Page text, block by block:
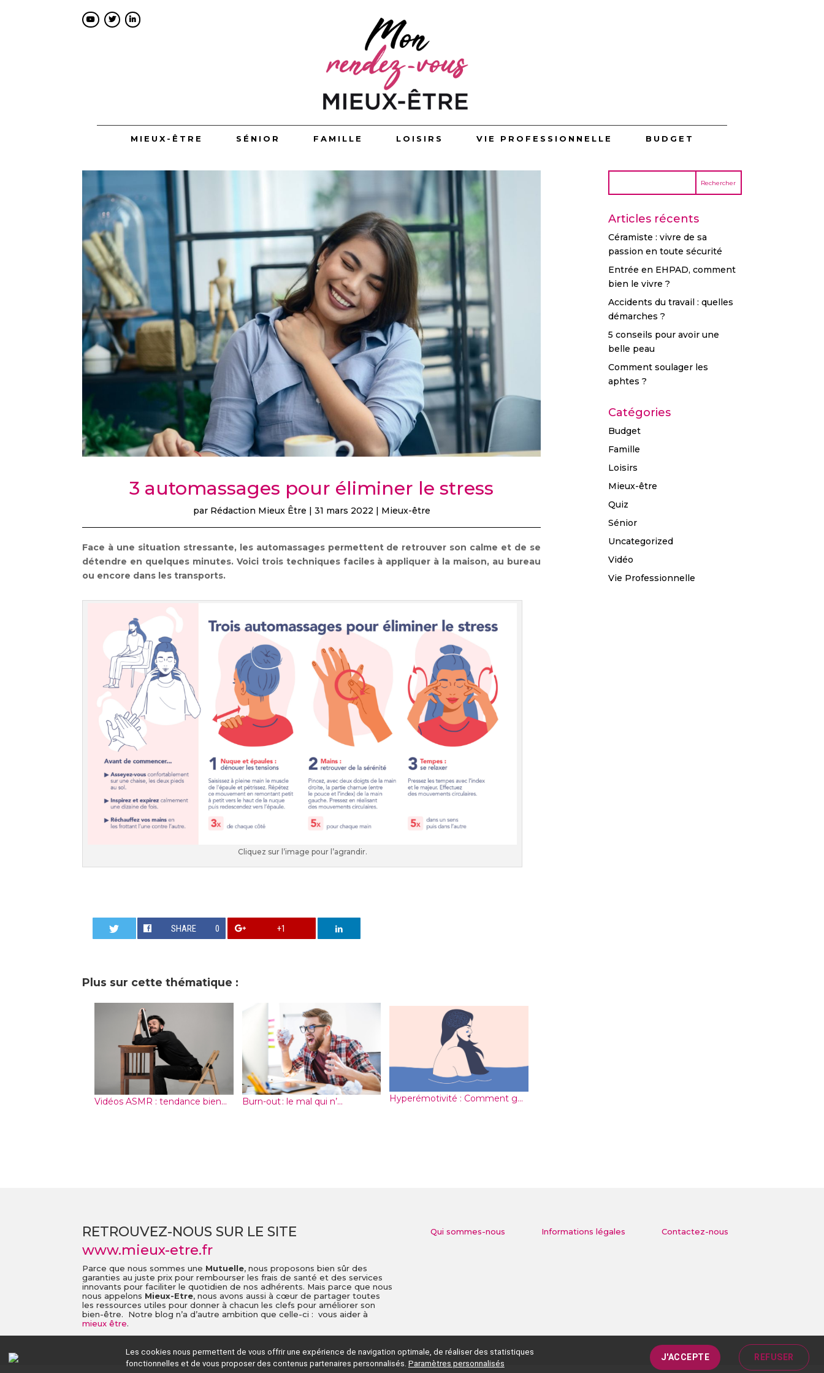
MIEUX-ÊTRE SÉNIOR FAMILLE LOISIRS VIE PROFESSIONNELLE BUDGET
3 automassages pour éliminer le stress
par Rédaction Mieux Être | 31 mars 2022 | Mieux-être
Face à une situation stressante, les automassages permettent de retrouver son calme et de se
détendre en quelques minutes. Voici trois techniques faciles à appliquer à la maison, au bureau
ou encore dans les transports.
Cliquez sur l’image pour l’agrandir.
SHARE 0 +1
Plus sur cette thématique :
Vidéos ASMR : tendance bien... Burn-out : le mal qui n’... Hyperémotivité : Comment g...
Articles récents
Céramiste : vivre de sa
passion en toute sécurité
Entrée en EHPAD, comment
bien le vivre ?
Accidents du travail : quelles
démarches ?
5 conseils pour avoir une
belle peau
Comment soulager les
aphtes ?
Catégories
Budget
Famille
Loisirs
Mieux-être
Quiz
Sénior
Uncategorized
Vidéo
Vie Professionnelle
RETROUVEZ-NOUS SUR LE SITE
www.mieux-etre.fr
Parce que nous sommes une Mutuelle, nous proposons bien sûr des
garanties au juste prix pour rembourser les frais de santé et des services
innovants pour faciliter le quotidien de nos adhérents. Mais parce que nous
nous appelons Mieux-Etre, nous avons aussi à cœur de partager toutes
les ressources utiles pour donner à chacun les clefs pour améliorer son
bien-être. Notre blog n’a d’autre ambition que celle-ci : vous aider à
mieux être.
Qui sommes-nous Informations légales Contactez-nous
Les cookies nous permettent de vous offrir une expérience de navigation optimale, de réaliser des statistiques
fonctionnelles et de vous proposer des contenus partenaires personnalisés. Paramètres personnalisés
J'ACCEPTE REFUSER